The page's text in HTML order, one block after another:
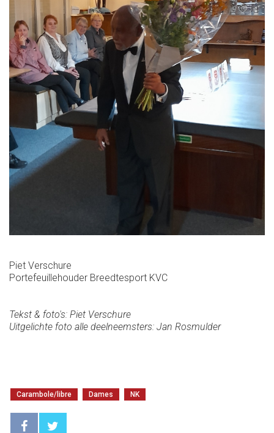
Piet Verschure
Portefeuillehouder Breedtesport KVC
Tekst & foto's: Piet Verschure
Uitgelichte foto alle deelneemsters: Jan Rosmulder
Carambole/libre Dames NK